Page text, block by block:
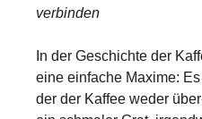
verbinden
In der Geschichte der
eine einfache Maxime:
der der Kaffee weder